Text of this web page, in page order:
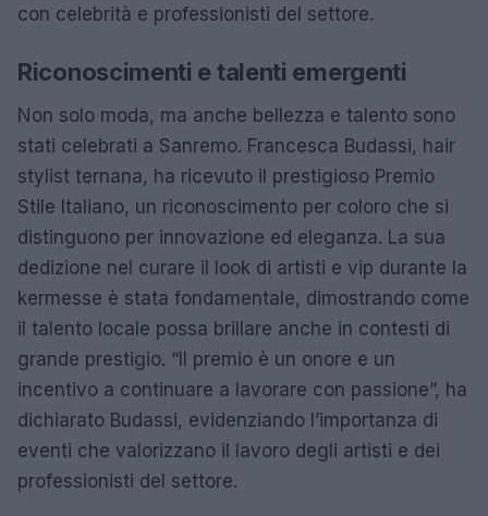
con celebrità e professionisti del settore.
Riconoscimenti e talenti emergenti
Non solo moda, ma anche bellezza e talento sono
stati celebrati a Sanremo. Francesca Budassi, hair
stylist ternana, ha ricevuto il prestigioso Premio
Stile Italiano, un riconoscimento per coloro che si
distinguono per innovazione ed eleganza. La sua
dedizione nel curare il look di artisti e vip durante la
kermesse è stata fondamentale, dimostrando come
il talento locale possa brillare anche in contesti di
grande prestigio. “Il premio è un onore e un
incentivo a continuare a lavorare con passione”, ha
dichiarato Budassi, evidenziando l’importanza di
eventi che valorizzano il lavoro degli artisti e dei
professionisti del settore.